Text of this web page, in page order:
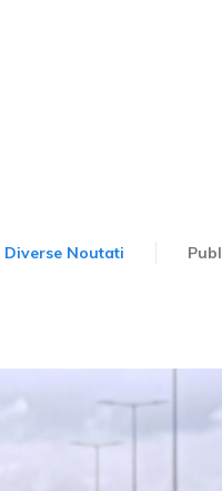
Diverse Noutati